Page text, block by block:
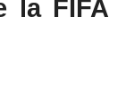
la FIFA